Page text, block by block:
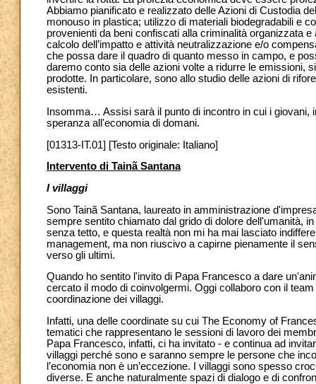
Abbiamo pianificato e realizzato delle Azioni di Custodia
monouso in plastica; utilizzo di materiali biodegradabili e
provenienti da beni confiscati alla criminalità organizzata
calcolo dell’impatto e attività neutralizzazione e/o
che possa dare il quadro di quanto messo in campo, e
daremo conto sia delle azioni volte a ridurre le emissioni,
prodotte. In particolare, sono allo studio delle azioni di
esistenti.
Insomma… Assisi sarà il punto di incontro in cui i
speranza all'economia di domani.
[01313-IT.01] [Testo originale: Italiano]
Intervento di Tainã Santana
I villaggi
Sono Tainã Santana, laureato in amministrazione
sempre sentito chiamato dal grido di dolore dell'umanità,
senza tetto, e questa realtà non mi ha mai lasciato
management, ma non riuscivo a capirne pienamente il
verso gli ultimi.
Quando ho sentito l'invito di Papa Francesco a dare
cercato il modo di coinvolgermi. Oggi collaboro con il
coordinazione dei villaggi.
Infatti, una delle coordinate su cui The Economy of
tematici che rappresentano le sessioni di lavoro dei
Papa Francesco, infatti, ci ha invitato - e continua ad
villaggi perché sono e saranno sempre le persone che
l’economia non è un’eccezione. I villaggi sono spesso
diverse. E anche naturalmente spazi di dialogo e di